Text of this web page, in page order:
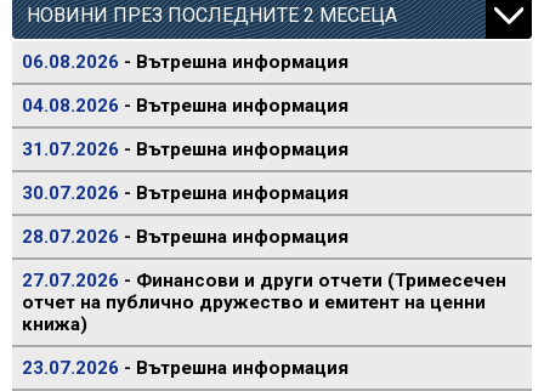
НОВИНИ ПРЕЗ ПОСЛЕДНИТЕ 2 МЕСЕЦА
06.08.2026 - Вътрешна информация
04.08.2026 - Вътрешна информация
31.07.2026 - Вътрешна информация
30.07.2026 - Вътрешна информация
28.07.2026 - Вътрешна информация
27.07.2026 - Финансови и други отчети (Тримесечен
отчет на публично дружество и емитент на ценни
книжа)
23.07.2026 - Вътрешна информация